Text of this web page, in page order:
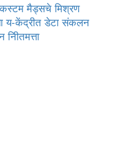
मैड्सचे मिश्रण
य-केंद्रीत डेटा संकलन